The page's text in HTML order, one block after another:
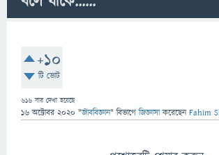
+10
টি ভোট
616 বার দেখা হয়েছে
16 অক্টোবর 2020 "জীববিজ্ঞান" বিভাগে জিজ্ঞাসাকরেছেনFahim